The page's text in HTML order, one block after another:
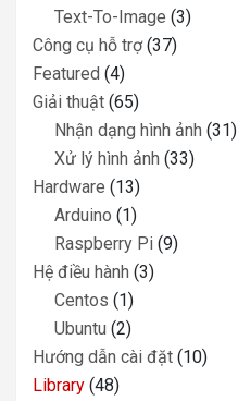
Text-To-Image (3)
Công cụ hỗ trợ(37)
Featured (4)
Giải thuật (65)
Nhận dạng hình ảnh (31)
Xử lý hình ảnh (33)
Hardware (13)
Arduino (1)
Raspberry Pi (9)
Hệ điều hành (3)
Centos (1)
Ubuntu (2)
Hướng dẫn cài đặt (10)
Library (48)